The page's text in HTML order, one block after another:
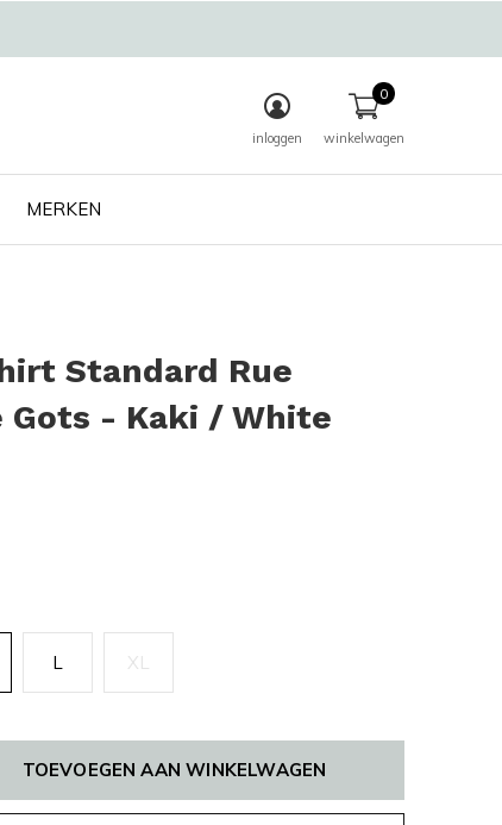
MERKEN
inloggen winkelwagen
0
Standard Rue
Gots - Kaki / White
L XL
TOEVOEGEN AAN WINKELWAGEN